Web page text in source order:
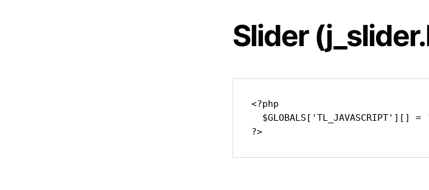
Slider
<?php
$GLOBALS['TL_JAVASCRIPT'][] =
?>